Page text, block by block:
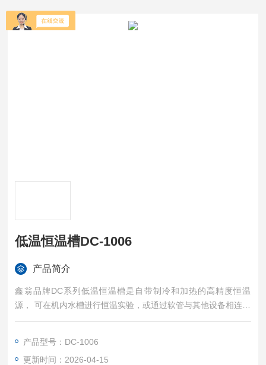
低温恒温槽DC-1006
产品简介
鑫翁品牌DC系列低温恒温槽是自带制冷和加热的高精度恒温
源， 可在机内水槽进行恒温实验，或通过软管与其他设备相连，
作为恒温源配套使用。
产品型号：DC-1006
更新时间：2026-04-15